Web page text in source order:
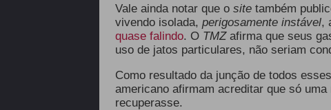
Vale ainda notar que o site também
vivendo isolada, perigosamente instável,
quase falindo. O TMZ afirma que seus
uso de jatos particulares, não seriam
Como resultado da junção de todos
americano afirmam acreditar que só uma
recuperasse.